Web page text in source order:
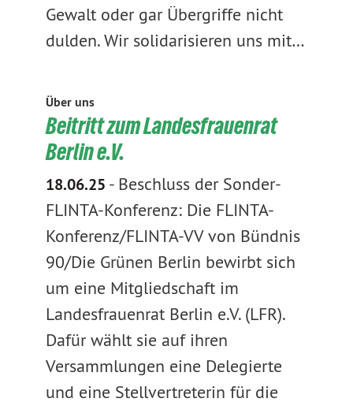
Gewalt oder gar Übergriffe nicht
dulden. Wir solidarisieren uns mit…
Über uns
Beitritt zum Landesfrauenrat
Berlin e.V.
18.06.25 - Beschluss der Sonder-
FLINTA-Konferenz: Die FLINTA-
Konferenz/FLINTA-VV von Bündnis
90/Die Grünen Berlin bewirbt sich
um eine Mitgliedschaft im
Landesfrauenrat Berlin e.V. (LFR).
Dafür wählt sie auf ihren
Versammlungen eine Delegierte
und eine Stellvertreterin für die